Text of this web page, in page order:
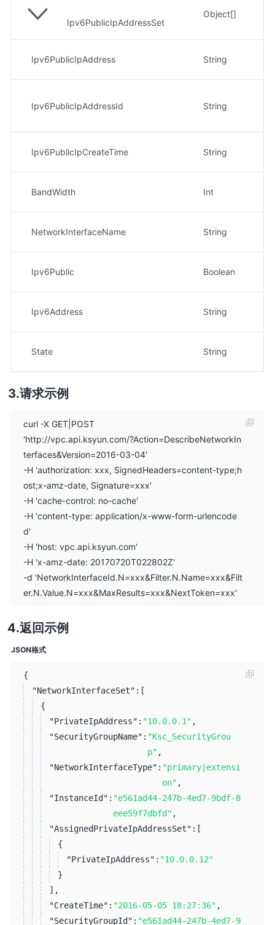
Ipv6PublicIpAddressSet
Object[]
Ipv6PublicIpAddress String
Ipv6PublicIpAddressId String
Ipv6PublicIpCreateTime String
BandWidth Int
NetworkInterfaceName String
Ipv6Public Boolean
Ipv6Address String
State String
请求示例
curl -X GET|POST
'http://vpc.api.ksyun.com/?Action=DescribeNetworkIn
terfaces&Version=2016-03-04'
-H 'authorization: xxx, SignedHeaders=content-type;h
ost;x-amz-date, Signature=xxx'
-H 'cache-control: no-cache'
-H 'content-type: application/x-www-form-urlencode
d'
-H 'host: vpc.api.ksyun.com'
-H 'x-amz-date: 20170720T022802Z'
-d 'NetworkInterfaceId.N=xxx&Filter.N.Name=xxx&Filt
er.N.Value.N=xxx&MaxResults=xxx&NextToken=xxx'
返回示例
JSON格式
{
"NetworkInterfaceSet": [
{
"PrivateIpAddress": "10.0.0.1" ,
"SecurityGroupName": "Ksc_SecurityGrou
p" ,
"NetworkInterfaceType": "primary|extensi
on" ,
"InstanceId": "e561ad44-247b-4ed7-9bdf-8
eee59f7dbfd" ,
"AssignedPrivateIpAddressSet": [
{
"PrivateIpAddress": "10.0.0.12"
}
] ,
"CreateTime": "2016-05-05 18:27:36" ,
"SecurityGroupId": "e561ad44-247b-4ed7-9